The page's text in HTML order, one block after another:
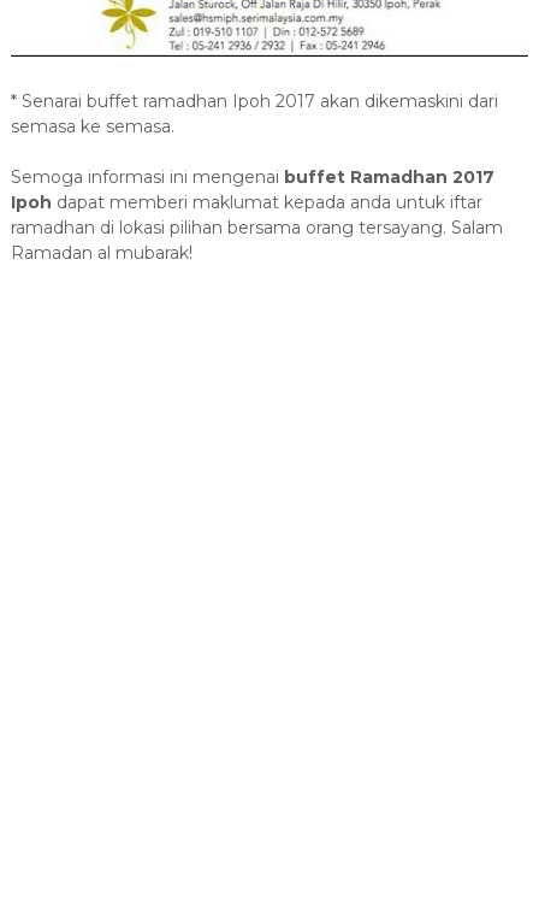
* Senarai buffet ramadhan Ipoh 2017 akan dikemaskini dari
semasa ke semasa.
Semoga informasi ini mengenai buffet Ramadhan 2017
Ipoh dapat memberi maklumat kepada anda untuk iftar
ramadhan di lokasi pilihan bersama orang tersayang. Salam
Ramadan al mubarak!